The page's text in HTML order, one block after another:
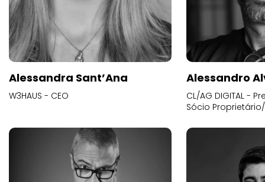
Alessandra Sant’Ana
W3HAUS - CEO
Alessandro
CL/AG DIGITAL -
Sócio